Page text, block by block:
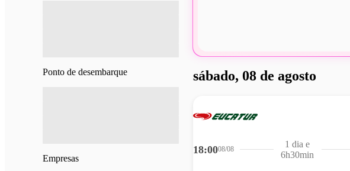
Ponto de desembarque
Empresas
sábado, 08 de agosto
18:0008/08
1 dia e
6h30min